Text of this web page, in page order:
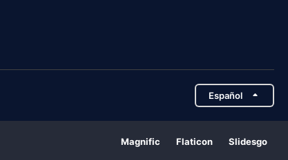
Español
Magnific Flaticon Slidesgo